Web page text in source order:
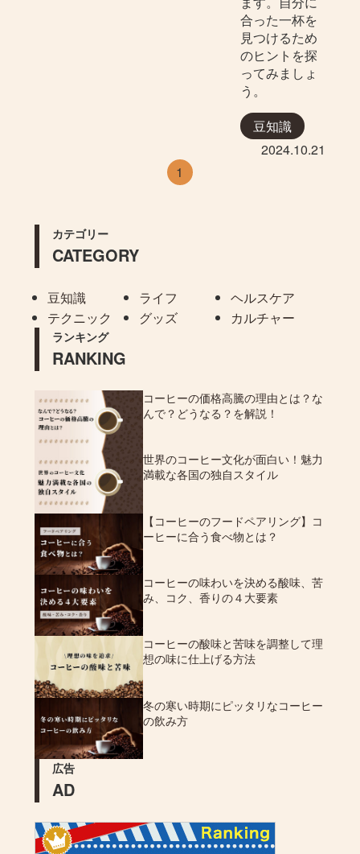
合った一杯を
見つけるため
のヒントを探
ってみましょ
う。
豆知識
2024.10.21
1
カテゴリー
CATEGORY
豆知識 ライフ
ヘルスケア
テクニック
グッズ カルチャー
ランキング
RANKING
コーヒーの価格高騰の理由とは？な
んで？どうなる？を解説！
世界のコーヒー文化が面白い！魅力
満載な各国の独自スタイル
【コーヒーのフードペアリング】コ
ーヒーに合う食べ物とは？
コーヒーの味わいを決める酸味、苦
み、コク、香りの４大要素
コーヒーの酸味と苦味を調整して理
想の味に仕上げる方法
冬の寒い時期にピッタリなコーヒー
の飲み方
広告
AD